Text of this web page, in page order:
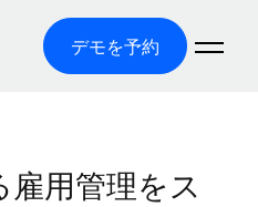
デモを予約
用管理をス